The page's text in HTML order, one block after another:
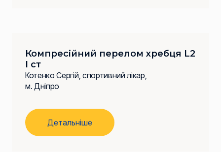
Компресійний перелом хребця L2
I ст
Котенко Сергій, спортивний лікар,
м. Дніпро
Детальніше